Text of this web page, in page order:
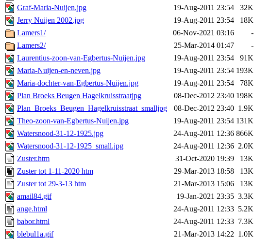
Graf-Maria-Nuijen.jpg
19-Aug-2011 23:54
32K
Jerry Nuijen 2002.jpg
19-Aug-2011 23:54
18K
Lamers1/
06-Nov-2021 03:16
-
Lamers2/
25-Mar-2014 01:47
-
Laurentius-zoon-van-Egbertus-Nuijen.jpg
19-Aug-2011 23:54
91K
Maria-Nuijen-en-neven.jpg
19-Aug-2011 23:54 193K
Maria-dochter-van-Egbertus-Nuijen.jpg
19-Aug-2011 23:54
78K
Plan Broeks Beugen Hagelkruisstraatjpg
08-Dec-2012 23:40 198K
Plan_Broeks_Beugen_Hagelkruisstraat_smalljpg
08-Dec-2012 23:40 1.9K
Theo-zoon-van-Egbertus-Nuijen.jpg
19-Aug-2011 23:54 131K
Watersnood-31-12-1925.jpg
24-Aug-2011 12:36 866K
Watersnood-31-12-1925_small.jpg
24-Aug-2011 12:36 2.0K
Zuster.htm
31-Oct-2020 19:39
13K
Zuster tot 1-11-2020 htm
29-Mar-2013 18:58
13K
Zuster tot 29-3-13 htm
21-Mar-2013 15:06
13K
amail84.gif
19-Jan-2021 23:35 3.3K
ange.html
24-Aug-2011 12:33 5.2K
babor.html
24-Aug-2011 12:33 7.3K
blebul1a.gif
21-Mar-2013 14:22 1.0K